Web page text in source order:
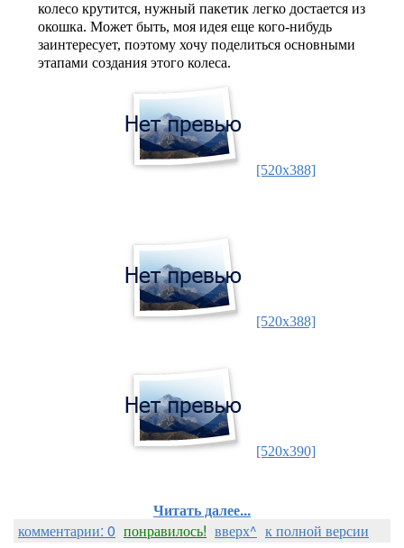
колесо крутится, нужный пакетик легко достается из
окошка. Может быть, моя идея еще кого-нибудь
заинтересует, поэтому хочу поделиться основными
этапами создания этого колеса.
[520x388]
[520x388]
[520x390]
Читать далее...
комментарии: 0 понравилось! вверх^ к полной версии